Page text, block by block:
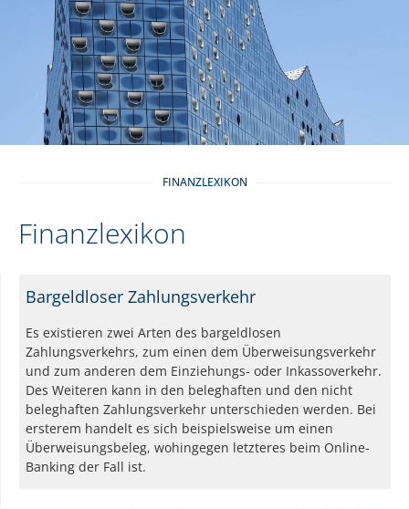
FINANZLEXIKON
Finanzlexikon
Bargeldloser Zahlungsverkehr
Es existieren zwei Arten des bargeldlosen
Zahlungsverkehrs, zum einen dem Überweisungsverkehr
und zum anderen dem Einziehungs- oder Inkassoverkehr.
Des Weiteren kann in den beleghaften und den nicht
beleghaften Zahlungsverkehr unterschieden werden. Bei
ersterem handelt es sich beispielsweise um einen
Überweisungsbeleg, wohingegen letzteres beim Online-
Banking der Fall ist.